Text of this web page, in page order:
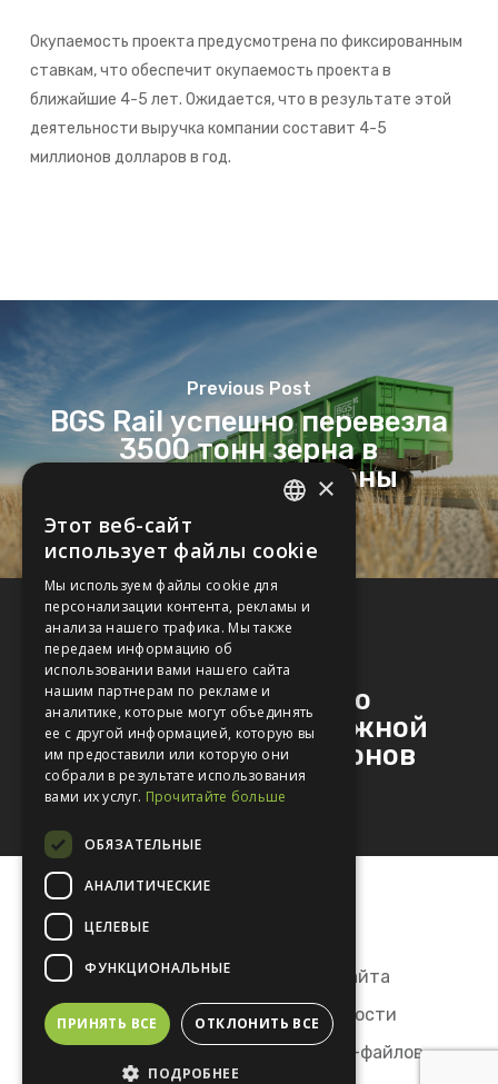
Окупаемость проекта предусмотрена по фиксированным
ставкам, что обеспечит окупаемость проекта в
ближайшие 4-5 лет. Ожидается, что в результате этой
деятельности выручка компании составит 4-5
миллионов долларов в год.
Previous Post
BGS Rail успешно перевезла
3500 тонн зерна в
собственные вагоны
Next Post
BGS Rail успешно
увеличивает подвижной
состав до 1750 вагонов
Правила использования сайта
Политика конфиденциальности
Политика в отношении cookie-файлов
RUSSIAN
ENGLISH
×
Этот веб-сайт
использует файлы cookie
Мы используем файлы cookie для
персонализации контента, рекламы и
анализа нашего трафика. Мы также
передаем информацию об
использовании вами нашего сайта
нашим партнерам по рекламе и
аналитике, которые могут объединять
ее с другой информацией, которую вы
им предоставили или которую они
собрали в результате использования
вами их услуг. Прочитайте больше
ОБЯЗАТЕЛЬНЫЕ
АНАЛИТИЧЕСКИЕ
ЦЕЛЕВЫЕ
ФУНКЦИОНАЛЬНЫЕ
ПРИНЯТЬ ВСЕ ОТКЛОНИТЬ ВСЕ
ПОДРОБНЕЕ